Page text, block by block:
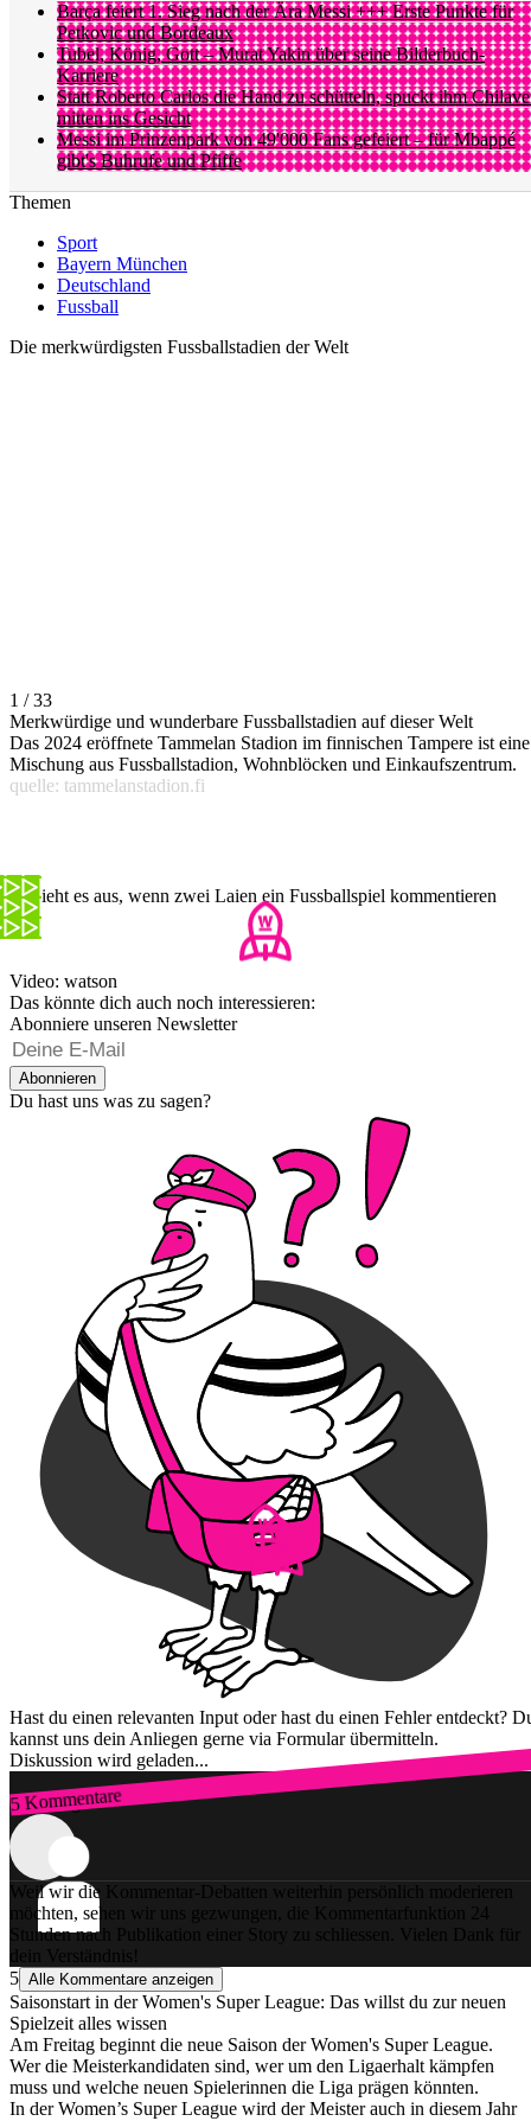
Barça feiert 1. Sieg nach der Ära Messi +++ Erste Punkte für
Petkovic und Bordeaux
Tubel, König, Gott – Murat Yakin über seine Bilderbuch-
Karriere
Statt Roberto Carlos die Hand zu schütteln, spuckt ihm
mitten ins Gesicht
Messi im Prinzenpark von 49'000 Fans gefeiert – für Mbappé
gibt's Buhrufe und Pfiffe
Themen
Sport
Bayern München
Deutschland
Fussball
Die merkwürdigsten Fussballstadien der Welt
1 / 33
Merkwürdige und wunderbare Fussballstadien auf dieser Welt
Das 2024 eröffnete Tammelan Stadion im finnischen Tampere ist eine
Mischung aus Fussballstadion, Wohnblöcken und Einkaufszentrum.
quelle: tammelanstadion.fi
So sieht es aus, wenn zwei Laien ein Fussballspiel kommentieren
Video: watson
Das könnte dich auch noch interessieren:
Abonniere unseren Newsletter
Abonnieren
Du hast uns was zu sagen?
Hast du einen relevanten Input oder hast du einen Fehler entdeckt?
kannst uns dein Anliegen gerne via Formular übermitteln.
Diskussion wird geladen...
5 Kommentare
Zum Login
Weil wir die Kommentar-Debatten weiterhin persönlich moderieren
möchten, sehen wir uns gezwungen, die Kommentarfunktion 24
Stunden nach Publikation einer Story zu schliessen. Vielen Dank für
dein Verständnis!
5 Alle Kommentare anzeigen
Saisonstart in der Women's Super League: Das willst du zur neuen
Spielzeit alles wissen
Am Freitag beginnt die neue Saison der Women's Super League.
Wer die Meisterkandidaten sind, wer um den Ligaerhalt kämpfen
muss und welche neuen Spielerinnen die Liga prägen könnten.
In der Women’s Super League wird der Meister auch in diesem Jahr